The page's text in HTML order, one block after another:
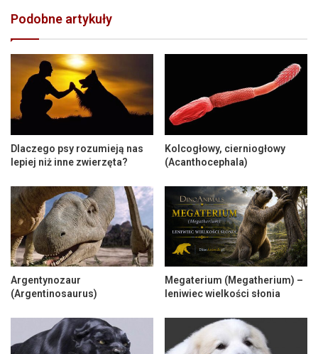
Podobne artykuły
Dlaczego psy rozumieją nas
lepiej niż inne zwierzęta?
Kolcogłowy, cierniogłowy
(Acanthocephala)
Argentynozaur
(Argentinosaurus)
Megaterium (Megatherium) –
leniwiec wielkości słonia